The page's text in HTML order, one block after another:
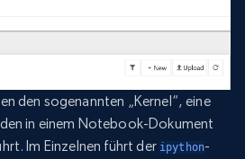
den sogenannten „Kernel“, eine
den in einem Notebook-Dokument
Im Einzelnen führt der ipython-